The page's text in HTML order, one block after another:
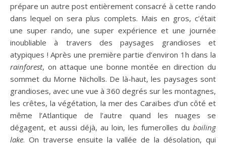
prépare un autre post entièrement consacré à cette rando
dans lequel on sera plus complets. Mais en gros, c’était
une super rando, une super expérience et une journée
inoubliable à travers des paysages grandioses et
atypiques ! Après une première partie d’environ 1h dans la
rainforest, on attaque une bonne montée en direction du
sommet du Morne Nicholls. De là-haut, les paysages sont
grandioses, avec une vue à 360 degrés sur les montagnes,
les crêtes, la végétation, la mer des Caraïbes d’un côté et
même l’Atlantique de l’autre quand les nuages se
dégagent, et aussi déjà, au loin, les fumerolles du boiling
lake. On traverse ensuite la vallée de la désolation, qui